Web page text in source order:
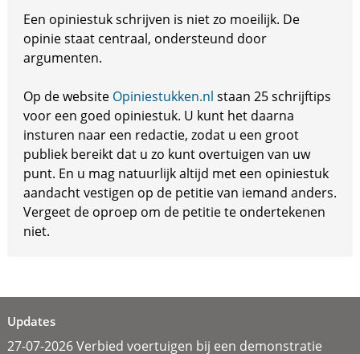
Een opiniestuk schrijven is niet zo moeilijk. De
opinie staat centraal, ondersteund door
argumenten.
Op de website Opiniestukken.nl staan 25 schrijftips
voor een goed opiniestuk. U kunt het daarna
insturen naar een redactie, zodat u een groot
publiek bereikt dat u zo kunt overtuigen van uw
punt. En u mag natuurlijk altijd met een opiniestuk
aandacht vestigen op de petitie van iemand anders.
Vergeet de oproep om de petitie te ondertekenen
niet.
Updates
27-07-2026 Verbied voertuigen bij een demonstratie